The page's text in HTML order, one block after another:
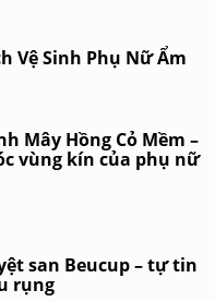
Vệ Sinh Phụ Nữ Ẩm
Mây Hồng Cỏ Mềm –
vùng kín của phụ nữ
san Beucup – tự tin
rụng